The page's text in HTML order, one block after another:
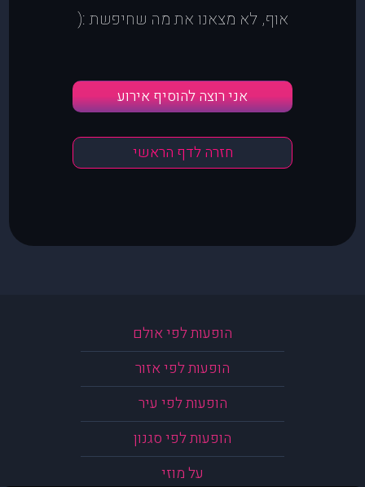
אוף, לא מצאנו את מה שחיפשת :(
אני רוצה להוסיף אירוע
חזרה לדף הראשי
הופעות לפי אולם
הופעות לפי אזור
הופעות לפי עיר
הופעות לפי סגנון
על מוזי